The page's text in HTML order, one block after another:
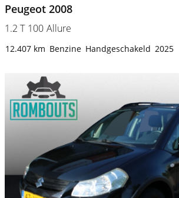
Peugeot 2008
1.2 T 100 Allure
12.407 km Benzine Handgeschakeld 2025